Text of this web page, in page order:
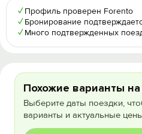
✓ Профиль проверен Forento
✓ Бронирование
✓ Много подтвержденных
Похожие варианты
Выберите даты поездки,
варианты и актуальные